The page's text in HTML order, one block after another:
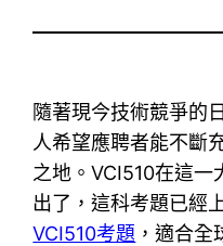
隨著現今技術競爭的
人希望應聘者能不斷
之地。VCI510在這
出了，這科考題已經
VCI510考題 ，適合